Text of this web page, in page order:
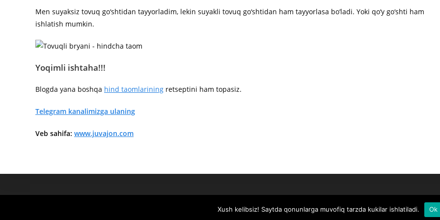
Men suyaksiz tovuq go‘shtidan tayyorladim, lekin suyakli tovuq go‘shtidan ham tayyorlasa bo‘ladi. Yoki qo‘y go‘shti ham
ishlatish mumkin.
Yoqimli ishtaha!!!
Blogda yana boshqa hind taomlarining retseptini ham topasiz.
Telegram kanalimizga ulaning
Veb sahifa: www.juvajon.com
Copyright Juvajon.com ©2025
Xush kelibsiz! Saytda qonunlarga muvofiq tarzda kukilar ishlatiladi. Ok